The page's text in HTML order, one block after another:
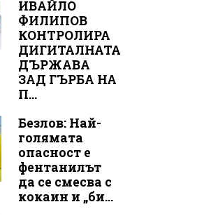
ИВАЙЛО
ФИЛИПОВ
КОНТРОЛИРА
ДИГИТАЛНАТА
ДЪРЖАВА
ЗАД ГЪРБА НА
П...
Безлов: Най-
голямата
опасност е
фентанилът
да се смесва с
кокаин и „би...